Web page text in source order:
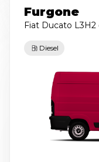
Furgone
Fiat Ducato L3H2
Diesel